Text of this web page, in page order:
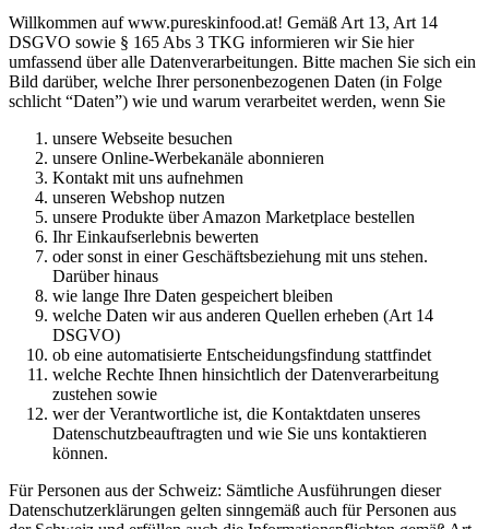
Willkommen auf www.pureskinfood.at! Gemäß Art 13, Art 14
DSGVO sowie § 165 Abs 3 TKG informieren wir Sie hier
umfassend über alle Datenverarbeitungen. Bitte machen Sie sich ein
Bild darüber, welche Ihrer personenbezogenen Daten (in Folge
schlicht “Daten”) wie und warum verarbeitet werden, wenn Sie
unsere Webseite besuchen
unsere Online-Werbekanäle abonnieren
Kontakt mit uns aufnehmen
unseren Webshop nutzen
unsere Produkte über Amazon Marketplace bestellen
Ihr Einkaufserlebnis bewerten
oder sonst in einer Geschäftsbeziehung mit uns stehen.
Darüber hinaus
wie lange Ihre Daten gespeichert bleiben
welche Daten wir aus anderen Quellen erheben (Art 14
DSGVO)
ob eine automatisierte Entscheidungsfindung stattfindet
welche Rechte Ihnen hinsichtlich der Datenverarbeitung
zustehen sowie
wer der Verantwortliche ist, die Kontaktdaten unseres
Datenschutzbeauftragten und wie Sie uns kontaktieren
können.
Für Personen aus der Schweiz: Sämtliche Ausführungen dieser
Datenschutzerklärungen gelten sinngemäß auch für Personen aus